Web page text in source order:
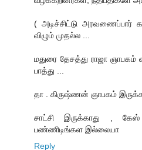
( அடிச்சிட்டு
விழும் முதல்ல ...
மதுரை தேசத்து ராஜா
பாத்து ...
தா . கிருஷ்ணன் ஞாபகம் இருக்க
சாட்சி இருக்காது ,
பண்ணிடிங்கள இல்லையா
Reply